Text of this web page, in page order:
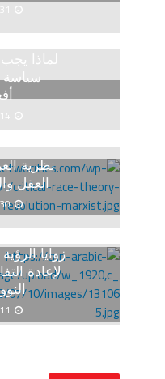
لماذا
سياسة
نظرية
العقل
زوايا
لإعادة